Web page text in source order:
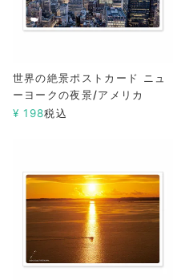
世界の絶景ポストカード ニュ
ーヨークの夜景/アメリカ
¥ 198税込